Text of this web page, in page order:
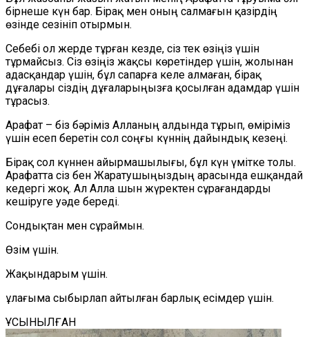
бірнеше күн бар. Бірақ мен оның салмағын қазірдің
өзінде сезініп отырмын.
Себебі ол жерде тұрған кезде, сіз тек өзіңіз үшін
тұрмайсыз. Сіз өзіңіз жақсы көретіндер үшін, жолынан
адасқандар үшін, бұл сапарға келе алмаған, бірақ
дұғалары сіздің дұғаларыңызға қосылған адамдар үшін
тұрасыз.
Арафат – біз бәріміз Алланың алдында тұрып, өміріміз
үшін есеп беретін сол соңғы күннің дайындық кезеңі.
Бірақ сол күннен айырмашылығы, бұл күн үмітке толы.
Арафатта сіз бен Жаратушыңыздың арасында ешқандай
кедергі жоқ. Ал Алла шын жүректен сұрағандарды
кешіруге уәде береді.
Сондықтан мен сұраймын.
Өзім үшін.
Жақындарым үшін.
ұлағыма сыбырлап айтылған барлық есімдер үшін.
ҰСЫНЫЛҒАН